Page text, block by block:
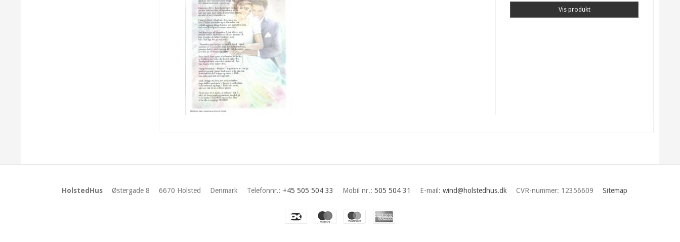
Vis produkt
HolstedHus Østergade 8 6670 Holsted Denmark Telefonnr.: +45 505 504 33 Mobil nr.: 505 504 31 E-mail: wind@holstedhus.dk CVR-nummer: 12356609 Sitemap